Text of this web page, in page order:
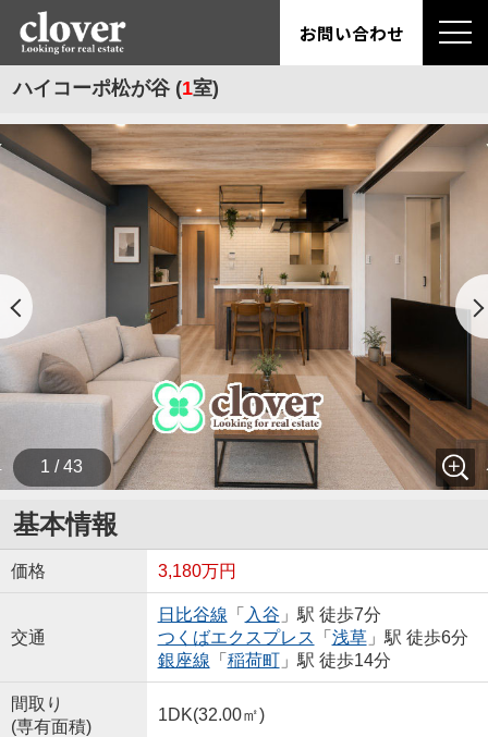
お問い合わせ
ハイコーポ松が谷 (1室)
1 / 43
基本情報
価格 3,180万円
交通
日比谷線 「 入谷 」駅 徒歩7分
つくばエクスプレス 「 浅草」駅 徒歩6分
銀座線 「 稲荷町」駅 徒歩14分
間取り
(専有面積)
1DK(32.00㎡)